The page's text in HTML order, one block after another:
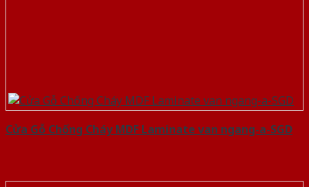
Cửa Gỗ Chống Cháy MDF Laminate van ngang-a-SGD